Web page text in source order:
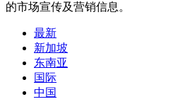
的市场宣传及营销信息。
最新
新加坡
东南亚
国际
中国